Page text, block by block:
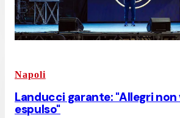
Napoli
Landucci garante: "Allegri non
espulso"